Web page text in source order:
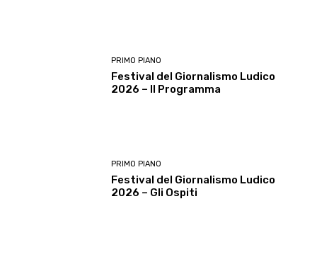
PRIMO PIANO
Festival del Giornalismo Ludico
2026 – Il Programma
PRIMO PIANO
Festival del Giornalismo Ludico
2026 – Gli Ospiti